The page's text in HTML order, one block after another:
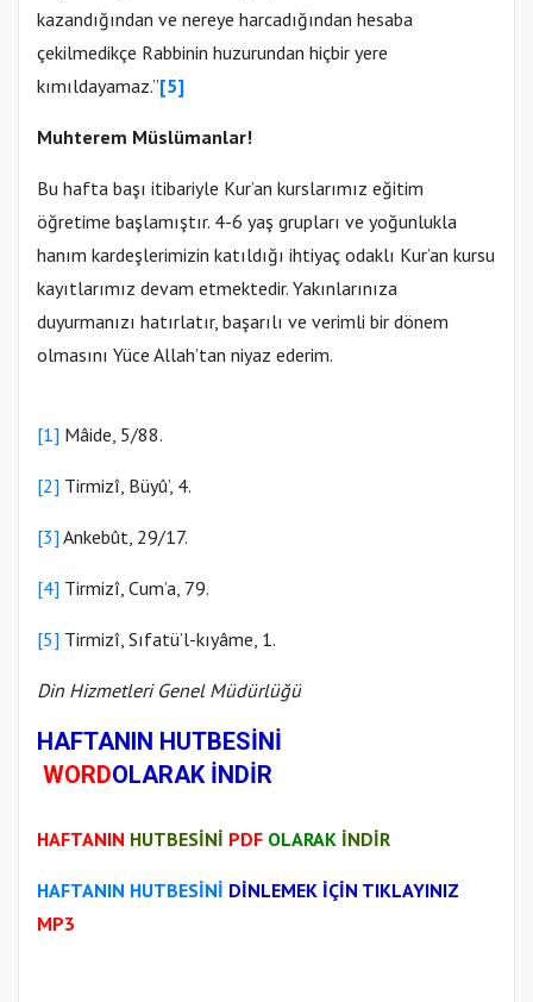
kazandığından ve nereye harcadığından hesaba
çekilmedikçe Rabbinin huzurundan hiçbir yere
kımıldayamaz.”[5]
Muhterem Müslümanlar!
Bu hafta başı itibariyle Kur’an kurslarımız eğitim
öğretime başlamıştır. 4-6 yaş grupları ve yoğunlukla
hanım kardeşlerimizin katıldığı ihtiyaç odaklı Kur’an kursu
kayıtlarımız devam etmektedir. Yakınlarınıza
duyurmanızı hatırlatır, başarılı ve verimli bir dönem
olmasını Yüce Allah’tan niyaz ederim.
[1] Mâide, 5/88.
[2] Tirmizî, Büyû’, 4.
[3] Ankebût, 29/17.
[4] Tirmizî, Cum’a, 79.
[5] Tirmizî, Sıfatü’l-kıyâme, 1.
Din Hizmetleri Genel Müdürlüğü
HAFTANIN HUTBESİNİ
WORDOLARAK İNDİR
HAFTANIN HUTBESİNİ PDF OLARAK İNDİR
HAFTANIN HUTBESİNİ DİNLEMEK İÇİN TIKLAYINIZ
MP3